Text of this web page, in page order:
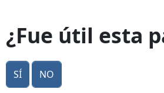
¿Fue útil esta
Sí No